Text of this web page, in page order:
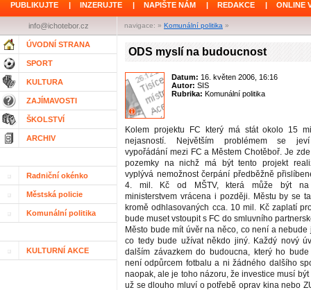
PUBLIKUJTE | INZERUJTE | NAPIŠTE NÁM | REDAKCE | ONLINE
navigace: » Komunální politika »
info@ichotebor.cz
ÚVODNÍ STRANA
SPORT
KULTURA
ZAJÍMAVOSTI
ŠKOLSTVÍ
ARCHIV
Radniční okénko
Městská policie
Komunální politika
KULTURNÍ AKCE
ODS myslí na budoucnost
Datum: 16. květen 2006, 16:16
Autor: SIS
Rubrika: Komunální politika
Kolem projektu FC který má stát okolo 15
nejasností. Největším problémem se jeví
vypořádání mezi FC a Městem Chotěboř. Je
pozemky na nichž má být tento projekt
vyplývá nemožnost čerpání předběžně
4. mil. Kč od MŠTV, která může být na
ministerstvem vrácena i později. Městu by se
kromě odhlasovaných cca. 10 mil. Kč zaplatí
bude muset vstoupit s FC do smluvního
Město bude mít úvěr na něco, co není a nebude
co tedy bude užívat někdo jiný. Každý nový
dalším závazkem do budoucna, který ho bude
není odpůrcem fotbalu a ni žádného dalšího
naopak, ale je toho názoru, že investice musí
už se dlouho mluví o potřebě oprav kina nebo